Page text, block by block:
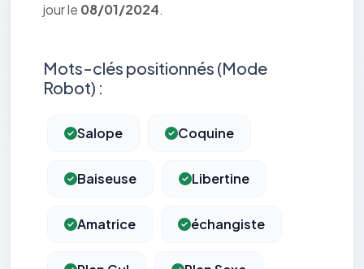
jour le 08/01/2024.
Mots-clés positionnés (Mode
Robot) :
Salope Coquine
Baiseuse Libertine
Amatrice échangiste